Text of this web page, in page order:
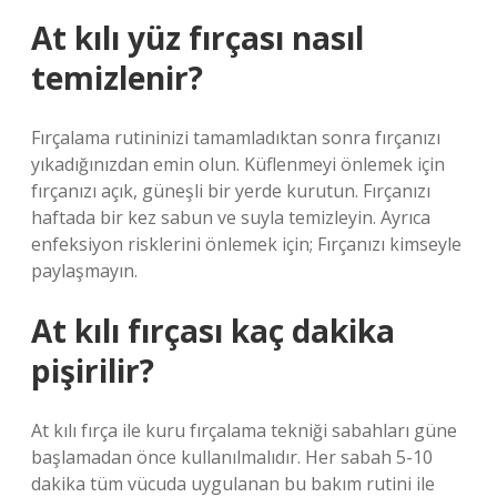
At kılı yüz fırçası nasıl
temizlenir?
Fırçalama rutininizi tamamladıktan sonra fırçanızı
yıkadığınızdan emin olun. Küflenmeyi önlemek için
fırçanızı açık, güneşli bir yerde kurutun. Fırçanızı
haftada bir kez sabun ve suyla temizleyin. Ayrıca
enfeksiyon risklerini önlemek için; Fırçanızı kimseyle
paylaşmayın.
At kılı fırçası kaç dakika
pişirilir?
At kılı fırça ile kuru fırçalama tekniği sabahları güne
başlamadan önce kullanılmalıdır. Her sabah 5-10
dakika tüm vücuda uygulanan bu bakım rutini ile